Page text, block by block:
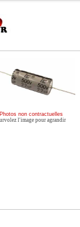
Photos non contractuelles
l'image pour agrandir